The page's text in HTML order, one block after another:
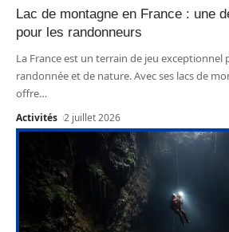
Lac de montagne en France : une
pour les randonneurs
La France est un terrain de jeu exceptionnel
randonnée et de nature. Avec ses lacs de
offre…
Activités 2 juillet 2026